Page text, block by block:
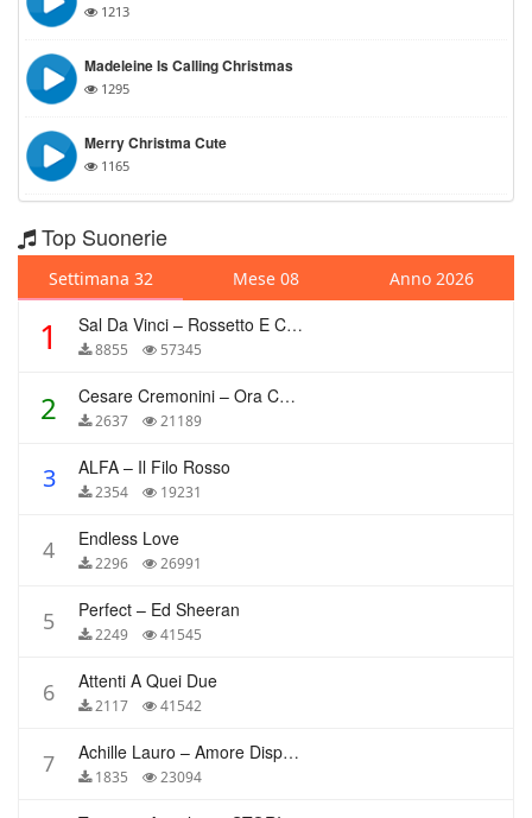
1213
Madeleine Is Calling Christmas
1295
Merry Christma Cute
1165
Top Suonerie
Settimana 32 Mese 08 Anno 2026
1 Sal Da Vinci – Rossetto E Caffè
8855 57345
2 Cesare Cremonini – Ora Che Non Ho Più Te
2637 21189
3 ALFA – Il Filo Rosso
2354 19231
4 Endless Love
2296 26991
5 Perfect – Ed Sheeran
2249 41545
6 Attenti A Quei Due
2117 41542
7 Achille Lauro – Amore Disperato
1835 23094